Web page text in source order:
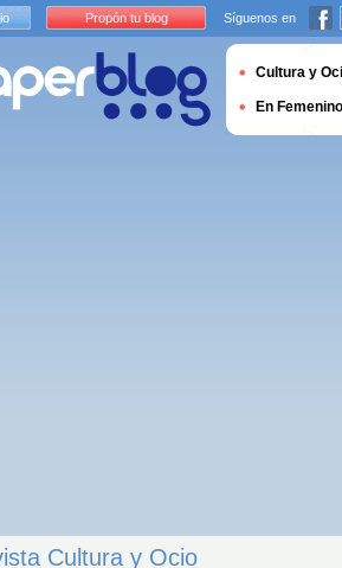
Cultura y Ocio
Propón tu blog Síguenos en
Cultura y
En Femenino